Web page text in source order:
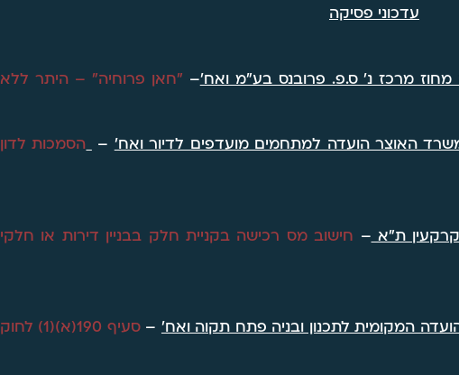
עדכוני פסיקה
מחוז מרכז נ' ס.פ. פרובנס בע"מ ואח'– "חאן פרוחיה" – היתר ללא
האוצר הועדה למתחמים מועדפים לדיור ואח' –
הסמכות לדון
ת"א – חישוב מס רכישה בקניית חלק בבניין דירות או חלקי
המקומית לתכנון ובניה פתח תקוה ואח' –
סעיף 190(א)(1) לחוק